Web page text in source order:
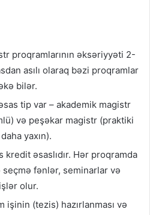
proqramlarının əksəriyyəti 2-
asılı olaraq bəzi proqramlar
bilər.
tip var – akademik magistr
və peşəkar magistr (praktiki
yaxın).
kredit əsaslıdır. Hər proqramda
fənlər, seminarlar və
olur.
işinin (tezis) hazırlanması və